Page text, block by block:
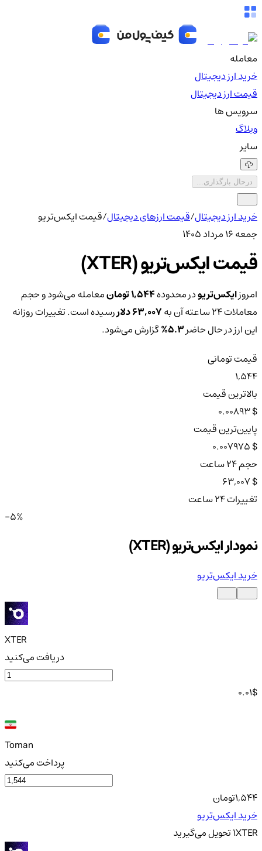
معامله
خرید ارز دیجیتال
قیمت ارز دیجیتال
سرویس ها
وبلاگ
سایر
درحال بارگذاری...
خرید ارز دیجیتال/قیمت ارزهای دیجیتال/قیمت ایکس‌تریو
جمعه ۱۶ مرداد ۱۴۰۵
قیمت ایکس‌تریو (XTER)
امروزایکس‌تریودر محدوده1,544 تومان
معامله می‌شود و حجم
معاملات ۲۴ ساعته آن به
63,007 دلار
رسیده است. تغییرات روزانه
این ارز در حال حاضر5.3% گزارش می‌شود.
قیمت تومانی
1,544
بالاترین قیمت
$ 0.00893
پایین‌ترین قیمت
$ 0.007975
حجم ۲۴ ساعت
$ 63,007
تغییرات ۲۴ ساعت
-5%
نمودار ایکس‌تریو (XTER)
خرید ایکس‌تریو
XTER
دریافت می‌کنید
0.01$
Toman
پرداخت می‌کنید
1,544تومان
خرید ایکس‌تریو
1XTERتحویلمی‌گیرید